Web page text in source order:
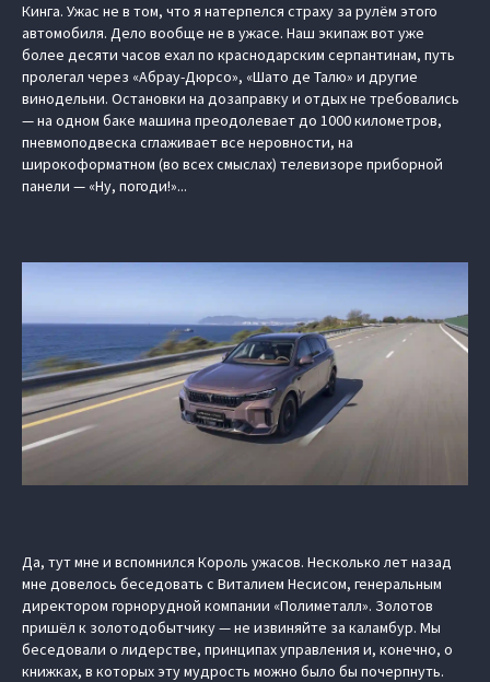
Кинга. Ужас не в том, что я натерпелся страху за рулём этого
автомобиля. Дело вообще не в ужасе. Наш экипаж вот уже
более десяти часов ехал по краснодарским серпантинам, путь
пролегал через «Абрау-Дюрсо», «Шато де Талю» и другие
винодельни. Остановки на дозаправку и отдых не требовались
— на одном баке машина преодолевает до 1000 километров,
пневмоподвеска сглаживает все неровности, на
широкоформатном (во всех смыслах) телевизоре приборной
панели — «Ну, погоди!»...
Да, тут мне и вспомнился Король ужасов. Несколько лет назад
мне довелось беседовать с Виталием Несисом, генеральным
директором горнорудной компании «Полиметалл». Золотов
пришёл к золотодобытчику — не извиняйте за каламбур. Мы
беседовали о лидерстве, принципах управления и, конечно, о
книжках, в которых эту мудрость можно было бы почерпнуть.